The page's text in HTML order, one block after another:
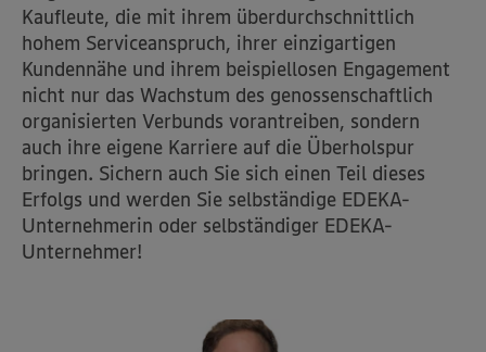
Kaufleute, die mit ihrem überdurchschnittlich
hohem Serviceanspruch, ihrer einzigartigen
Kundennähe und ihrem beispiellosen Engagement
nicht nur das Wachstum des genossenschaftlich
organisierten Verbunds vorantreiben, sondern
auch ihre eigene Karriere auf die Überholspur
bringen. Sichern auch Sie sich einen Teil dieses
Erfolgs und werden Sie selbständige EDEKA-
Unternehmerin oder selbständiger EDEKA-
Unternehmer!